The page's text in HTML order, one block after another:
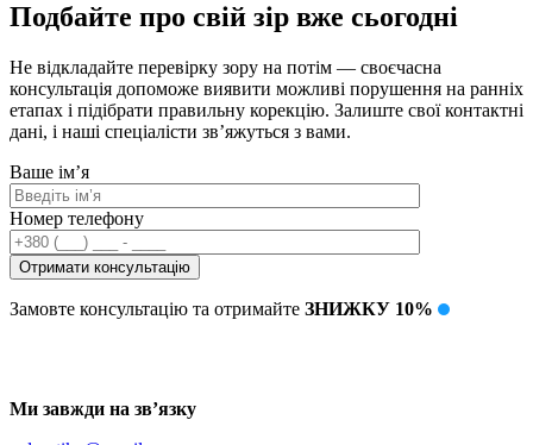
Подбайте про свій зір вже сьогодні
Не відкладайте перевірку зору на потім — своєчасна
консультація допоможе виявити можливі порушення на ранніх
етапах і підібрати правильну корекцію. Залиште свої контактні
дані, і наші спеціалісти зв’яжуться з вами.
Ваше ім’я
Номер телефону
Замовте консультацію та отримайте ЗНИЖКУ 10%
Ми завжди на зв’язку